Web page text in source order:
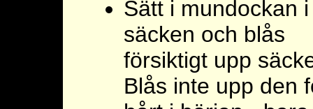
Sätt i mundockan i
säcken och blås
försiktigt upp
Blås inte upp den